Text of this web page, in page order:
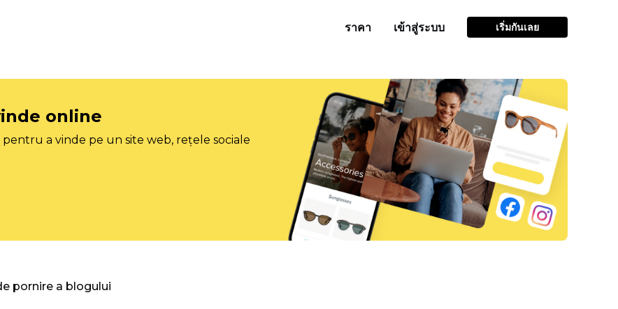
ราคา เข้าสู่ระบบ เริ่มกันเลย
online
a vinde pe un site web, rețele sociale
pornire a blogului